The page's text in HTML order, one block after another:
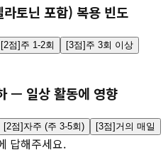
토닌 포함) 복용 빈도
[2점]주 1-2회 [3점]주 3회 이상
— 일상 활동에 영향
[2점]자주 (주 3-5회) [3점] 거의 매일
답해주세요.